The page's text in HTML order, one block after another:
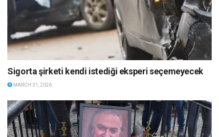
Sigorta şirketi kendi istediği eksperi seçemeyecek
MARCH 31, 2026